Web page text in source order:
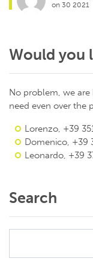
on 30 2021
Would you
No problem, we
need even over the
Lorenzo, +39
Domenico, +39
Leonardo, +39
Search